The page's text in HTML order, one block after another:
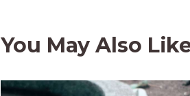
You May Also